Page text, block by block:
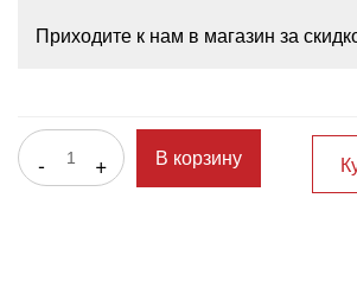
Приходите к нам в магазин за
- + В корзину